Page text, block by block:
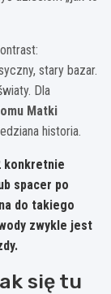
stary bazar.
Dla
Matki
historia.
konkretnie
spacer po
do takiego
zwykle jest
się tu